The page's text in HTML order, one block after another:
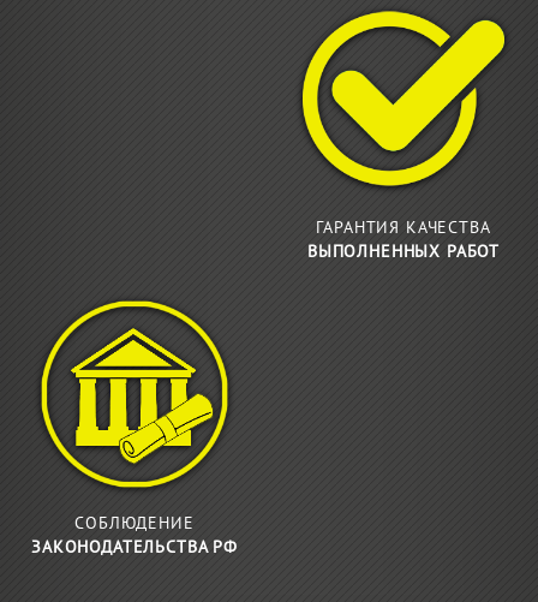
ГАРАНТИЯ КАЧЕСТВА
ВЫПОЛНЕННЫХ РАБОТ
СОБЛЮДЕНИЕ
ЗАКОНОДАТЕЛЬСТВА РФ